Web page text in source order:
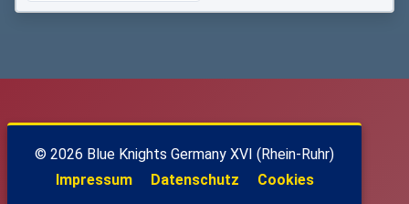
© 2026 Blue Knights Germany XVI (Rhein-Ruhr)
Impressum
Datenschutz Cookies